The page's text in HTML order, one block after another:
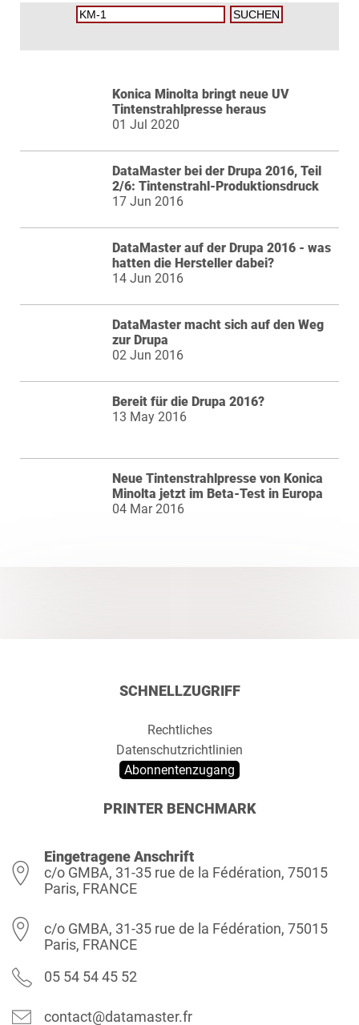
Konica Minolta bringt neue UV
Tintenstrahlpresse heraus
01 Jul 2020
DataMaster bei der Drupa 2016, Teil
2/6: Tintenstrahl-Produktionsdruck
17 Jun 2016
DataMaster auf der Drupa 2016 - was
hatten die Hersteller dabei?
14 Jun 2016
DataMaster macht sich auf den Weg
zur Drupa
02 Jun 2016
Bereit für die Drupa 2016?
13 May 2016
Neue Tintenstrahlpresse von Konica
Minolta jetzt im Beta-Test in Europa
04 Mar 2016
SCHNELLZUGRIFF
Rechtliches
Datenschutzrichtlinien
Abonnentenzugang
PRINTER BENCHMARK
Eingetragene Anschrift
c/o GMBA, 31-35 rue de la Fédération, 75015
Paris, FRANCE
c/o GMBA, 31-35 rue de la Fédération, 75015
Paris, FRANCE
05 54 54 45 52
contact@datamaster.fr